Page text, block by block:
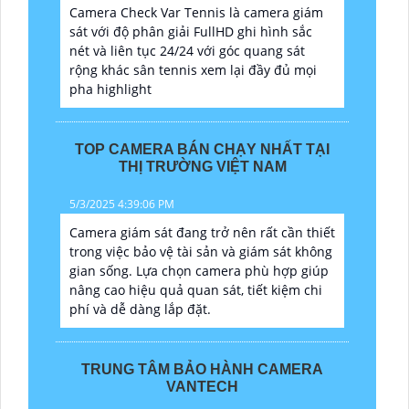
Camera Check Var Tennis là camera giám
sát với độ phân giải FullHD ghi hình sắc
nét và liên tục 24/24 với góc quang sát
rộng khác sân tennis xem lại đầy đủ mọi
pha highlight
TOP CAMERA BÁN CHẠY NHẤT TẠI
THỊ TRƯỜNG VIỆT NAM
5/3/2025 4:39:06 PM
Camera giám sát đang trở nên rất cần thiết
trong việc bảo vệ tài sản và giám sát không
gian sống. Lựa chọn camera phù hợp giúp
nâng cao hiệu quả quan sát, tiết kiệm chi
phí và dễ dàng lắp đặt.
TRUNG TÂM BẢO HÀNH CAMERA
VANTECH